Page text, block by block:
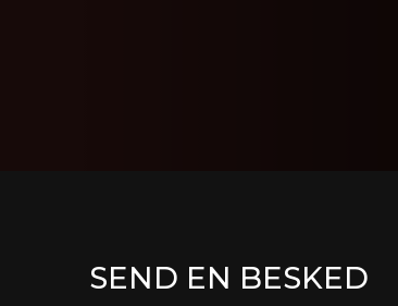
SEND EN BESKED